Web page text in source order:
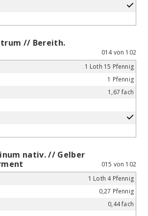
// Bereith.
014 von 102
1 Loth 15 Pfennig
1 Pfennig
1,67 fach
nativ. // Gelber
015 von 102
1 Loth 4 Pfennig
0,27 Pfennig
0,44 fach